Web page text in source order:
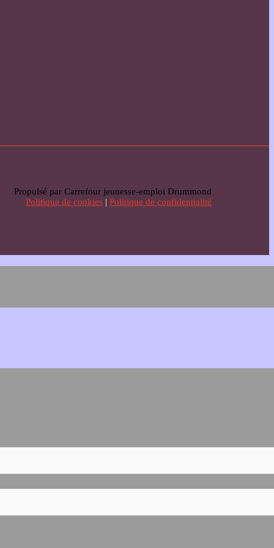
Propulsé par Carrefour jeunesse-emploi Drummond
Politique de cookies | Politique de confidentialité